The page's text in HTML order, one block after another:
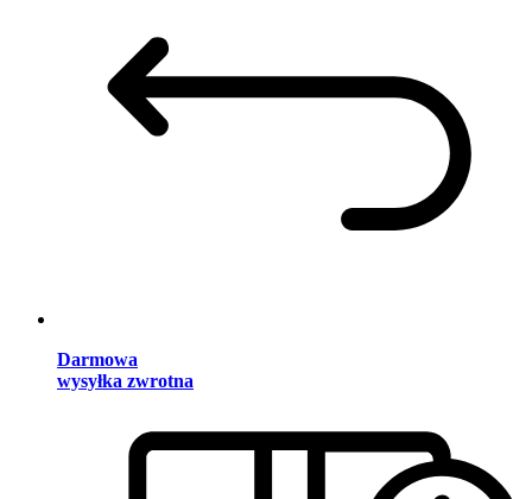
Darmowa
wysyłka zwrotna